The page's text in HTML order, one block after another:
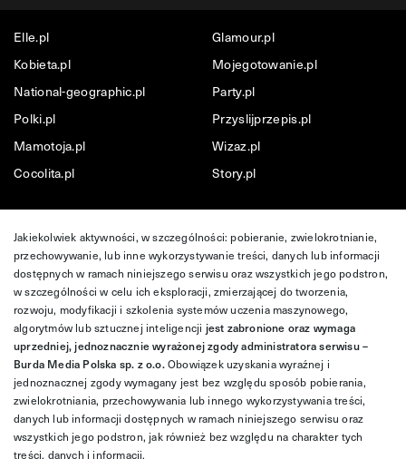
Elle.pl
Glamour.pl
Kobieta.pl
Mojegotowanie.pl
National-geographic.pl
Party.pl
Polki.pl
Przyslijprzepis.pl
Mamotoja.pl
Wizaz.pl
Cocolita.pl
Story.pl
Jakiekolwiek aktywności, w szczególności: pobieranie, zwielokrotnianie,
przechowywanie, lub inne wykorzystywanie treści, danych lub informacji
dostępnych w ramach niniejszego serwisu oraz wszystkich jego podstron,
w szczególności w celu ich eksploracji, zmierzającej do tworzenia,
rozwoju, modyfikacji i szkolenia systemów uczenia maszynowego,
algorytmów lub sztucznej inteligencji jest zabronione oraz wymaga
uprzedniej, jednoznacznie wyrażonej zgody administratora serwisu –
Burda Media Polska sp. z o.o.Obowiązek uzyskania wyraźnej i
jednoznacznej zgody wymagany jest bez względu sposób pobierania,
zwielokrotniania, przechowywania lub innego wykorzystywania treści,
danych lub informacji dostępnych w ramach niniejszego serwisu oraz
wszystkich jego podstron, jak również bez względu na charakter tych
treści, danych i informacji.